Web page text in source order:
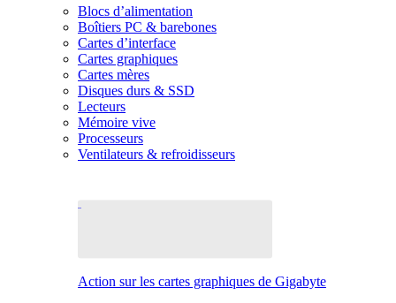
Blocs d’alimentation
Boîtiers PC & barebones
Cartes d’interface
Cartes graphiques
Cartes mères
Disques durs & SSD
Lecteurs
Mémoire vive
Processeurs
Ventilateurs & refroidisseurs
Action sur les cartes graphiques de Gigabyte